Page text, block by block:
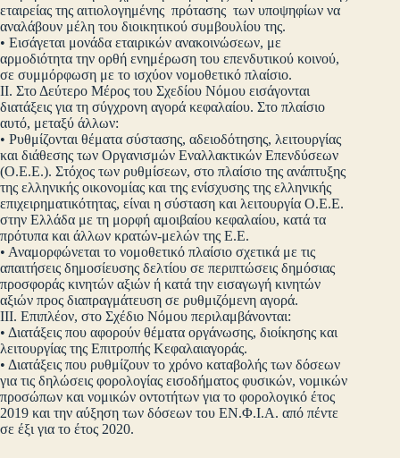
εταιρείας της αιτιολογημένης πρότασης των υποψηφίων να
αναλάβουν μέλη του διοικητικού συμβουλίου της.
• Εισάγεται μονάδα εταιρικών ανακοινώσεων, με
αρμοδιότητα την ορθή ενημέρωση του επενδυτικού κοινού,
σε συμμόρφωση με το ισχύον νομοθετικό πλαίσιο.
ΙΙ. Στο Δεύτερο Μέρος του Σχεδίου Νόμου εισάγονται
διατάξεις για τη σύγχρονη αγορά κεφαλαίου. Στο πλαίσιο
αυτό, μεταξύ άλλων:
• Ρυθμίζονται θέματα σύστασης, αδειοδότησης, λειτουργίας
και διάθεσης των Οργανισμών Εναλλακτικών Επενδύσεων
(Ο.Ε.Ε.). Στόχος των ρυθμίσεων, στο πλαίσιο της ανάπτυξης
της ελληνικής οικονομίας και της ενίσχυσης της ελληνικής
επιχειρηματικότητας, είναι η σύσταση και λειτουργία Ο.Ε.Ε.
στην Ελλάδα με τη μορφή αμοιβαίου κεφαλαίου, κατά τα
πρότυπα και άλλων κρατών-μελών της Ε.Ε.
• Αναμορφώνεται το νομοθετικό πλαίσιο σχετικά με τις
απαιτήσεις δημοσίευσης δελτίου σε περιπτώσεις δημόσιας
προσφοράς κινητών αξιών ή κατά την εισαγωγή κινητών
αξιών προς διαπραγμάτευση σε ρυθμιζόμενη αγορά.
ΙΙΙ. Επιπλέον, στο Σχέδιο Νόμου περιλαμβάνονται:
• Διατάξεις που αφορούν θέματα οργάνωσης, διοίκησης και
λειτουργίας της Επιτροπής Κεφαλαιαγοράς.
• Διατάξεις που ρυθμίζουν το χρόνο καταβολής των δόσεων
για τις δηλώσεις φορολογίας εισοδήματος φυσικών, νομικών
προσώπων και νομικών οντοτήτων για το φορολογικό έτος
2019 και την αύξηση των δόσεων του ΕΝ.Φ.Ι.Α. από πέντε
σε έξι για το έτος 2020.